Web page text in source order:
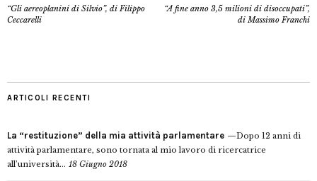
“Gli aereoplanini di Silvio”, di Filippo
Ceccarelli
“A fine anno 3,5 milioni di disoccupati”,
di Massimo Franchi
ARTICOLI RECENTI
La “restituzione” della mia attività parlamentare
Dopo 12 anni di
attività parlamentare, sono tornata al mio lavoro di ricercatrice
all’università... 18 Giugno 2018